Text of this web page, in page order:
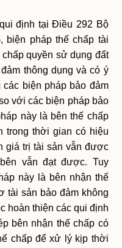
định tại Điều 292 Bộ
biện pháp thế chấp tài
quyền sử dụng đất
thông dụng và có ý
các biện pháp bảo đảm
với các biện pháp bảo
này là bên thế chấp
trong thời gian có hiệu
giá trị tài sản vẫn được
vẫn đạt được. Tuy
này là bên nhận thế
tài sản bảo đảm không
hoàn thiện các qui định
bên nhận thế chấp có
chấp để xử lý kịp thời